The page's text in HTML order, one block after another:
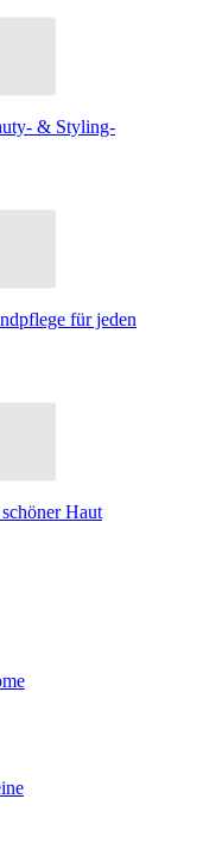
& Styling-
für jeden
Haut